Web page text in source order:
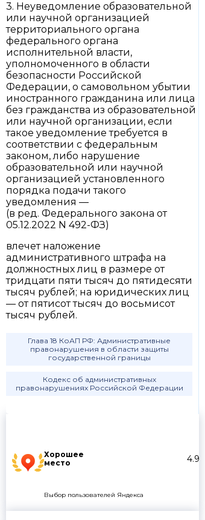
Хорошее
место
4.9
Выбор пользователей Яндекса
3. Неуведомление образовательной
или научной организацией
территориального органа
федерального органа
исполнительной власти,
уполномоченного в области
безопасности Российской
Федерации, о самовольном убытии
иностранного гражданина или лица
без гражданства из образовательной
или научной организации, если
такое уведомление требуется в
соответствии с федеральным
законом, либо нарушение
образовательной или научной
организацией установленного
порядка подачи такого
уведомления —
(в ред. Федерального закона от
05.12.2022 N 492-ФЗ)
влечет наложение
административного штрафа на
должностных лиц в размере от
тридцати пяти тысяч до пятидесяти
тысяч рублей; на юридических лиц
— от пятисот тысяч до восьмисот
тысяч рублей.
Глава 18 КоАП РФ: Административные
правонарушения в области защиты
государственной границы
Кодекс об административных
правонарушениях Российской Федерации